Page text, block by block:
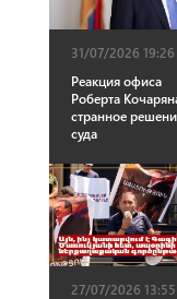
31/07/2026 19:26
Реакция офиса
Роберта
странное
суда
27/07/2026 13:55